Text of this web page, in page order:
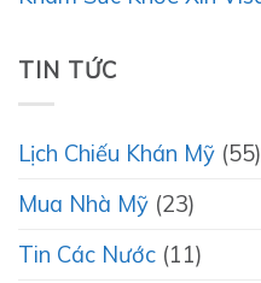
TIN TỨC
Lịch Chiếu Khán Mỹ (55)
Mua Nhà Mỹ (23)
Tin Các Nước (11)